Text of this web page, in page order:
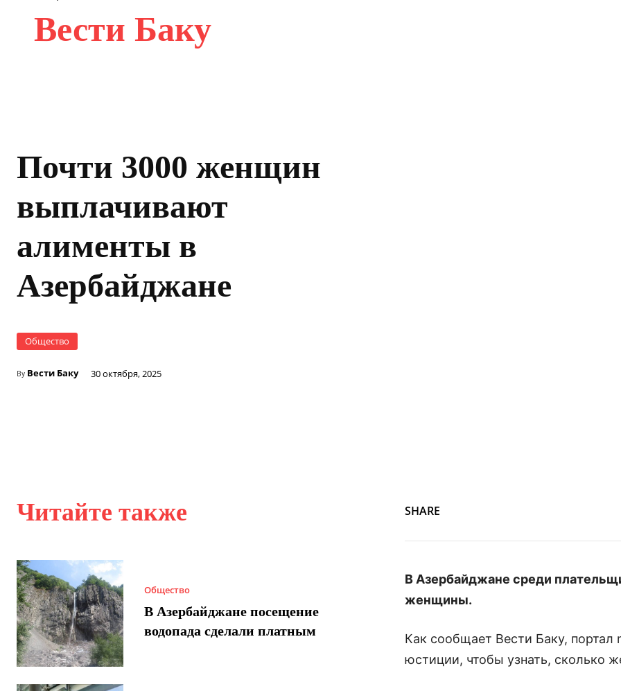
Вести Баку
Почти 3000 женщин
выплачивают
алименты в
Азербайджане
Общество
By Вести Баку 30 октября, 2025
Читайте также
Общество
В Азербайджане посещение
водопада сделали платным
SHARE
В Азербайджане среди
женщины.
Как сообщает Вести Баку, портал
юстиции, чтобы узнать, сколько